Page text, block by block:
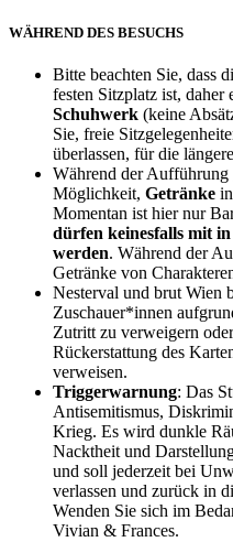
WÄHREND DES BESUCHS
Bitte beachten Sie, dass
festen Sitzplatz ist,
Schuhwerk (keine
Sie, freie
überlassen, für die
Während der Aufführung
Möglichkeit, Getränke
Momentan ist hier nur
dürfen keinesfalls mit in
werden. Während der
Getränke von
Nesterval und brut Wien
Zuschauer*innen
Zutritt zu verweigern
Rückerstattung des
verweisen.
Triggerwarnung: Das
Antisemitismus,
Krieg. Es wird dunkle
Nacktheit und
und soll jederzeit bei
verlassen und zurück in
Wenden Sie sich im
Vivian & Frances.